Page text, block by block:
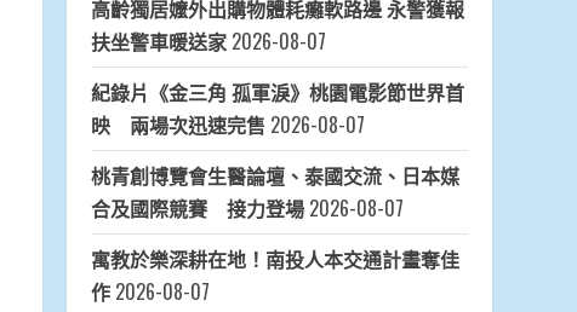
高齡獨居嬤外出購物體耗癱軟路邊 永警獲報
扶坐警車暖送家 2026-08-07
紀錄片《金三角 孤軍淚》桃園電影節世界首
映 兩場次迅速完售 2026-08-07
桃青創博覽會生醫論壇、泰國交流、日本媒
合及國際競賽 接力登場 2026-08-07
寓教於樂深耕在地！南投人本交通計畫奪佳
作 2026-08-07